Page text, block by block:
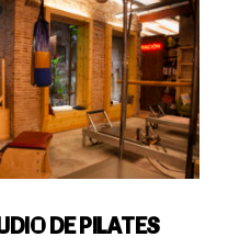
DE PILATES